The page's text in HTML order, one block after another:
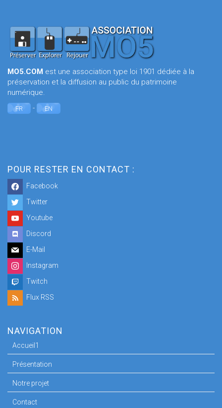
MO5.COM est une association type loi 1901 dédiée à la
préservation et la diffusion au public du patrimoine
numérique.
FR - EN
POUR RESTER EN CONTACT :
Facebook
Twitter
Youtube
Discord
E-Mail
Instagram
Twitch
Flux RSS
NAVIGATION
Accueil1
Présentation
Notre projet
Contact